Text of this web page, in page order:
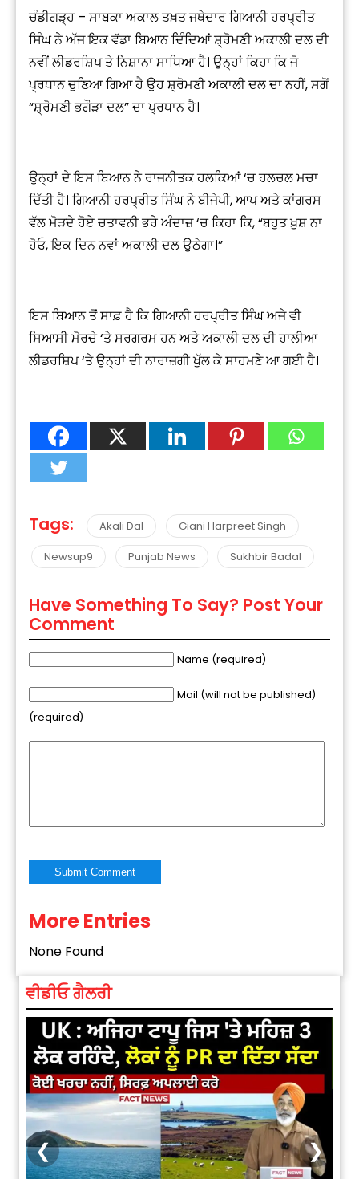
ਚੰਡੀਗੜ੍ਹ – ਸਾਬਕਾ ਅਕਾਲ ਤਖ਼ਤ ਜਥੇਦਾਰ ਗਿਆਨੀ ਹਰਪ੍ਰੀਤ
ਸਿੰਘ ਨੇ ਅੱਜ ਇਕ ਵੱਡਾ ਬਿਆਨ ਦਿੰਦਿਆਂ ਸ਼੍ਰੋਮਣੀ ਅਕਾਲੀ ਦਲ ਦੀ
ਨਵੀਂ ਲੀਡਰਸ਼ਿਪ ਤੇ ਨਿਸ਼ਾਨਾ ਸਾਧਿਆ ਹੈ। ਉਨ੍ਹਾਂ ਕਿਹਾ ਕਿ ਜੋ
ਪ੍ਰਧਾਨ ਚੁਣਿਆ ਗਿਆ ਹੈ ਉਹ ਸ਼੍ਰੋਮਣੀ ਅਕਾਲੀ ਦਲ ਦਾ ਨਹੀਂ, ਸਗੋਂ
“ਸ਼੍ਰੋਮਣੀ ਭਗੌੜਾ ਦਲ” ਦਾ ਪ੍ਰਧਾਨ ਹੈ।
ਉਨ੍ਹਾਂ ਦੇ ਇਸ ਬਿਆਨ ਨੇ ਰਾਜਨੀਤਕ ਹਲਕਿਆਂ ‘ਚ ਹਲਚਲ ਮਚਾ
ਦਿੱਤੀ ਹੈ। ਗਿਆਨੀ ਹਰਪ੍ਰੀਤ ਸਿੰਘ ਨੇ ਬੀਜੇਪੀ, ਆਪ ਅਤੇ ਕਾਂਗਰਸ
ਵੱਲ ਮੋੜਦੇ ਹੋਏ ਚਤਾਵਨੀ ਭਰੇ ਅੰਦਾਜ਼ ‘ਚ ਕਿਹਾ ਕਿ, “ਬਹੁਤ ਖ਼ੁਸ਼ ਨਾ
ਹੋਓ, ਇਕ ਦਿਨ ਨਵਾਂ ਅਕਾਲੀ ਦਲ ਉਠੇਗਾ।”
ਇਸ ਬਿਆਨ ਤੋਂ ਸਾਫ਼ ਹੈ ਕਿ ਗਿਆਨੀ ਹਰਪ੍ਰੀਤ ਸਿੰਘ ਅਜੇ ਵੀ
ਸਿਆਸੀ ਮੋਰਚੇ ‘ਤੇ ਸਰਗਰਮ ਹਨ ਅਤੇ ਅਕਾਲੀ ਦਲ ਦੀ ਹਾਲੀਆ
ਲੀਡਰਸ਼ਿਪ ‘ਤੇ ਉਨ੍ਹਾਂ ਦੀ ਨਾਰਾਜ਼ਗੀ ਖੁੱਲ ਕੇ ਸਾਹਮਣੇ ਆ ਗਈ ਹੈ।
Tags: Akali Dal
Giani Harpreet Singh
Newsup9
Punjab News Sukhbir Badal
Have Something To Say? Post Your
Comment
Name (required)
Mail (will not be published)
(required)
Alternative:
More Entries
None Found
ਵੀਡੀਓ ਗੈਲਰੀ
❮ ❯